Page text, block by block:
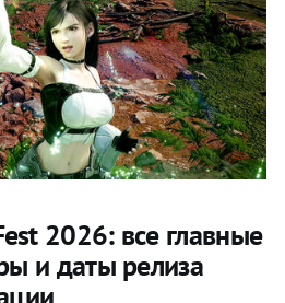
2026: все главные
и даты релиза